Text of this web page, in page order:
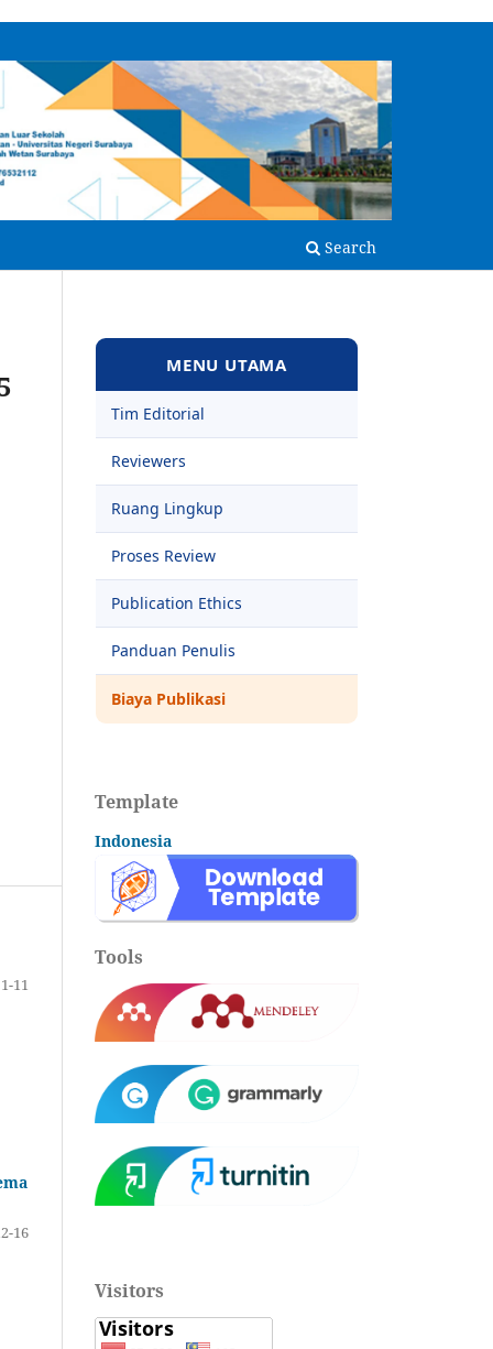
Search
1-11
16
MENU UTAMA
Tim Editorial
Reviewers
Ruang Lingkup
Proses Review
Publication Ethics
Panduan Penulis
Biaya Publikasi
Template
Indonesia
Tools
Visitors